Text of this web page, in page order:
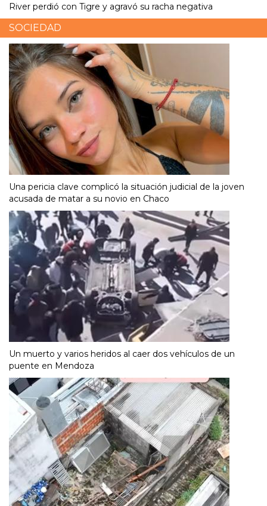
River perdió con Tigre y agravó su racha negativa
SOCIEDAD
Una pericia clave complicó la situación judicial de la joven
acusada de matar a su novio en Chaco
Un muerto y varios heridos al caer dos vehículos de un
puente en Mendoza